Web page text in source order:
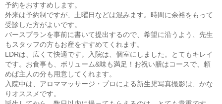
予約をおすすめします。
外来は予約制ですが、土曜日などは混みます。時間に余裕をもって
受診した方がよいです。
バースプランを事前に書いて提出するので、希望に沿うよう、先生
もスタッフの方もお産をすすめてくれます。
LDRは、広くて快適です。入院は、個室にしました。とてもキレイ
です。お食事も、ボリューム&味も満足！お祝い膳はコースで、頼
めば主人の分も用意してくれます。
入院中は、アロママッサージ・プロによる新生児写真撮影は、かな
りオススメです。